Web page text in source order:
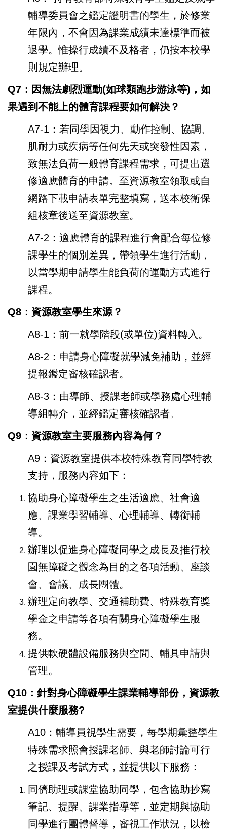
輔導委員會之鑑定證明書的學生，於修業
年限內，不會因為課業成績未達標準而被
退學。惟操行成績不及格者，仍按本校學
則規定辦理。
Q7：因無法劇烈運動(如球類跑步游泳等)，如
果遇到不能上的體育課程要如何解決？
A7-1：若同學因視力、動作控制、協調、
肌耐力或疾病等任何先天或突發性因素，
致無法負荷一般體育課程需求，可提出選
修適應體育的申請。至資源教室領取或自
網路下載申請表單完整填寫，送本校衛保
組核章後送至資源教室。
A7-2：適應體育的課程進行會配合每位修
課學生的個別差異，帶領學生進行活動，
以當學期申請學生能負荷的運動方式進行
課程。
Q8：資源教室學生來源？
A8-1：前一就學階段(或單位)資料轉入。
A8-2：申請身心障礙就學減免補助，並經
提報鑑定審核確認者。
A8-3：由導師、授課老師或學務處心理輔
導組轉介，並經鑑定審核確認者。
Q9：資源教室主要服務內容為何？
A9：資源教室提供本校特殊教育同學特教
支持，服務內容如下：
協助身心障礙學生之生活適應、社會適
應、課業學習輔導、心理輔導、轉銜輔
導。
辦理以促進身心障礙同學之成長及推行校
園無障礙之觀念為目的之各項活動、座談
會、會議、成長團體。
辦理定向教學、交通補助費、特殊教育獎
學金之申請等各項有關身心障礙學生服
務。
提供軟硬體設備服務與空間、輔具申請與
管理。
Q10：針對身心障礙學生課業輔導部份，資源教
室提供什麼服務?
A10：輔導員視學生需要，每學期彙整學生
特殊需求照會授課老師、與老師討論可行
之授課及考試方式，並提供以下服務：
同儕助理或課堂協助同學，包含協助抄寫
筆記、提醒、課業指導等，並定期與協助
同學進行團體督導，審視工作狀況，以檢